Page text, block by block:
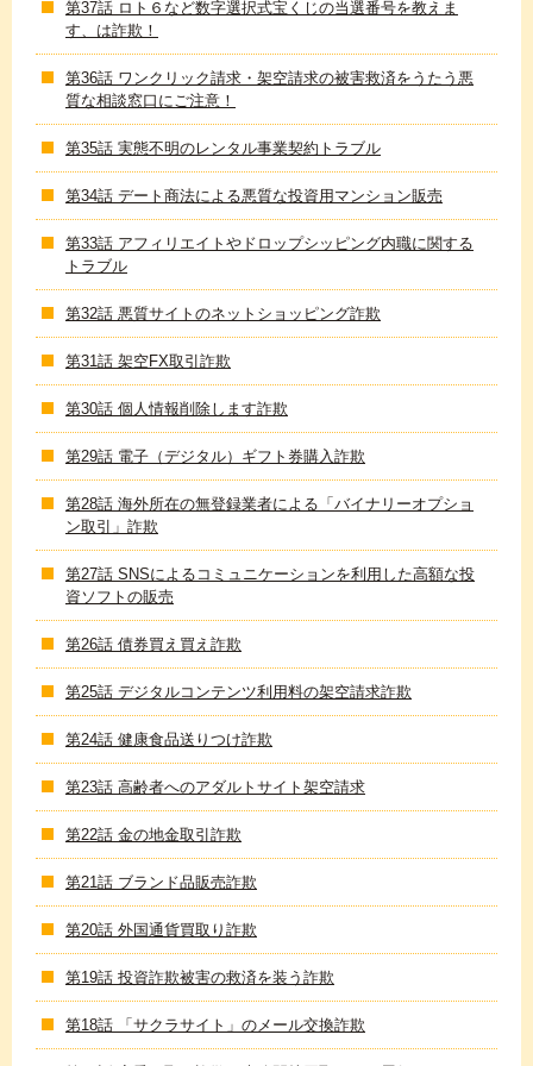
第37話 ロト６など数字選択式宝くじの当選番号を教えま
す、は詐欺！
第36話 ワンクリック請求・架空請求の被害救済をうたう悪
質な相談窓口にご注意！
第35話 実態不明のレンタル事業契約トラブル
第34話 デート商法による悪質な投資用マンション販売
第33話 アフィリエイトやドロップシッピング内職に関する
トラブル
第32話 悪質サイトのネットショッピング詐欺
第31話 架空FX取引詐欺
第30話 個人情報削除します詐欺
第29話 電子（デジタル）ギフト券購入詐欺
第28話 海外所在の無登録業者による「バイナリーオプショ
ン取引」詐欺
第27話 SNSによるコミュニケーションを利用した高額な投
資ソフトの販売
第26話 債券買え買え詐欺
第25話 デジタルコンテンツ利用料の架空請求詐欺
第24話 健康食品送りつけ詐欺
第23話 高齢者へのアダルトサイト架空請求
第22話 金の地金取引詐欺
第21話 ブランド品販売詐欺
第20話 外国通貨買取り詐欺
第19話 投資詐欺被害の救済を装う詐欺
第18話 「サクラサイト」のメール交換詐欺